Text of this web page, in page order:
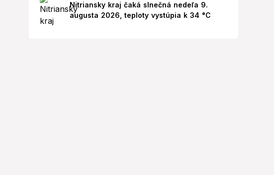
Nitriansky kraj čaká slnečná nedeľa 9.
augusta 2026, teploty vystúpia k 34 °C